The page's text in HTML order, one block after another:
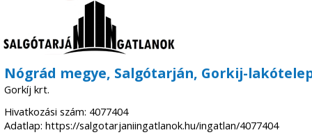
Nógrád megye, Salgótarján, Gorkij-
Gorkíj krt.
Hivatkozási szám: 4077404
Adatlap: https://salgotarjaniingatlanok.hu/ingatlan/4077404